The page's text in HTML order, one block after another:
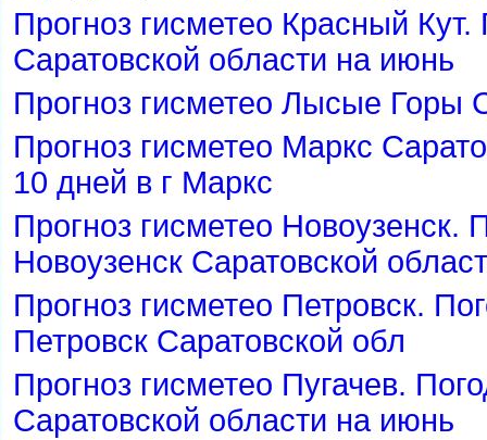
Прогноз гисметео Красный
Саратовской области на июнь
Прогноз гисметео Лысые Горы
Прогноз гисметео Маркс
10 дней в г Маркс
Прогноз гисметео Новоузенск.
Новоузенск Саратовской
Прогноз гисметео Петровск.
Петровск Саратовской обл
Прогноз гисметео Пугачев.
Саратовской области на июнь